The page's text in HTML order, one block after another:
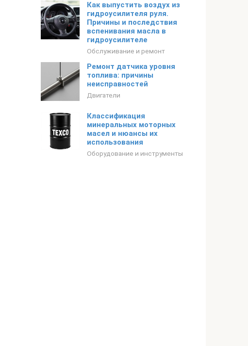
Как выпустить воздух из
гидроусилителя руля.
Причины и последствия
вспенивания масла в
гидроусилителе
Обслуживание и ремонт
Ремонт датчика уровня
топлива: причины
неисправностей
Двигатели
Классификация
минеральных моторных
масел и нюансы их
использования
Оборудование и инструменты